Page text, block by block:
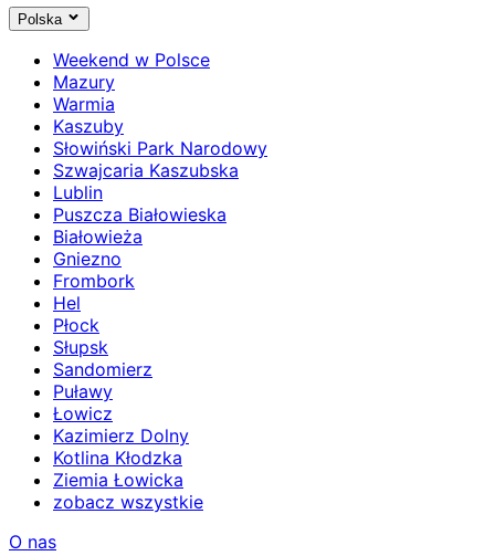
Polska
Weekend w Polsce
Mazury
Warmia
Kaszuby
Słowiński Park Narodowy
Szwajcaria Kaszubska
Lublin
Puszcza Białowieska
Białowieża
Gniezno
Frombork
Hel
Płock
Słupsk
Sandomierz
Puławy
Łowicz
Kazimierz Dolny
Kotlina Kłodzka
Ziemia Łowicka
zobacz wszystkie
O nas